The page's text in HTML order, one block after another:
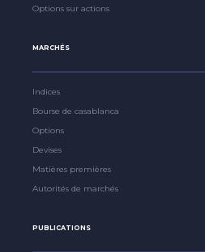
Options sur actions
MARCHÉS
Indices
Bourse de casablanca
Options
Devises
Matières premières
Autorités de marchés
PUBLICATIONS